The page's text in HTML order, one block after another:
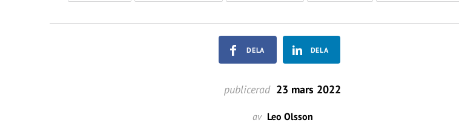
DELA DELA
publicerad 23 mars 2022
av Leo Olsson